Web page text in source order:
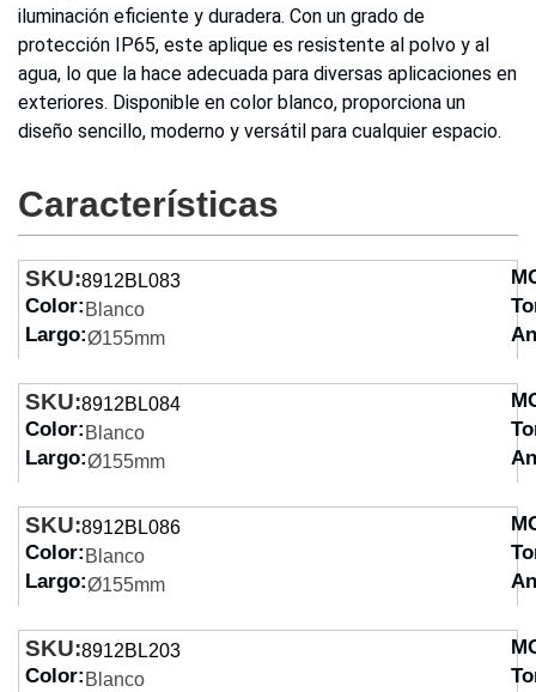
iluminación eficiente y duradera. Con un grado de
protección IP65, este aplique es resistente al polvo y al
agua, lo que la hace adecuada para diversas aplicaciones en
exteriores. Disponible en color blanco, proporciona un
diseño sencillo, moderno y versátil para cualquier espacio.
Características
SKU:8912BL083
Color: Blanco
Largo:Ø155mm
SKU:8912BL084
Color: Blanco
Largo:Ø155mm
SKU:8912BL086
Color: Blanco
Largo:Ø155mm
SKU:8912BL203
Color: Blanco